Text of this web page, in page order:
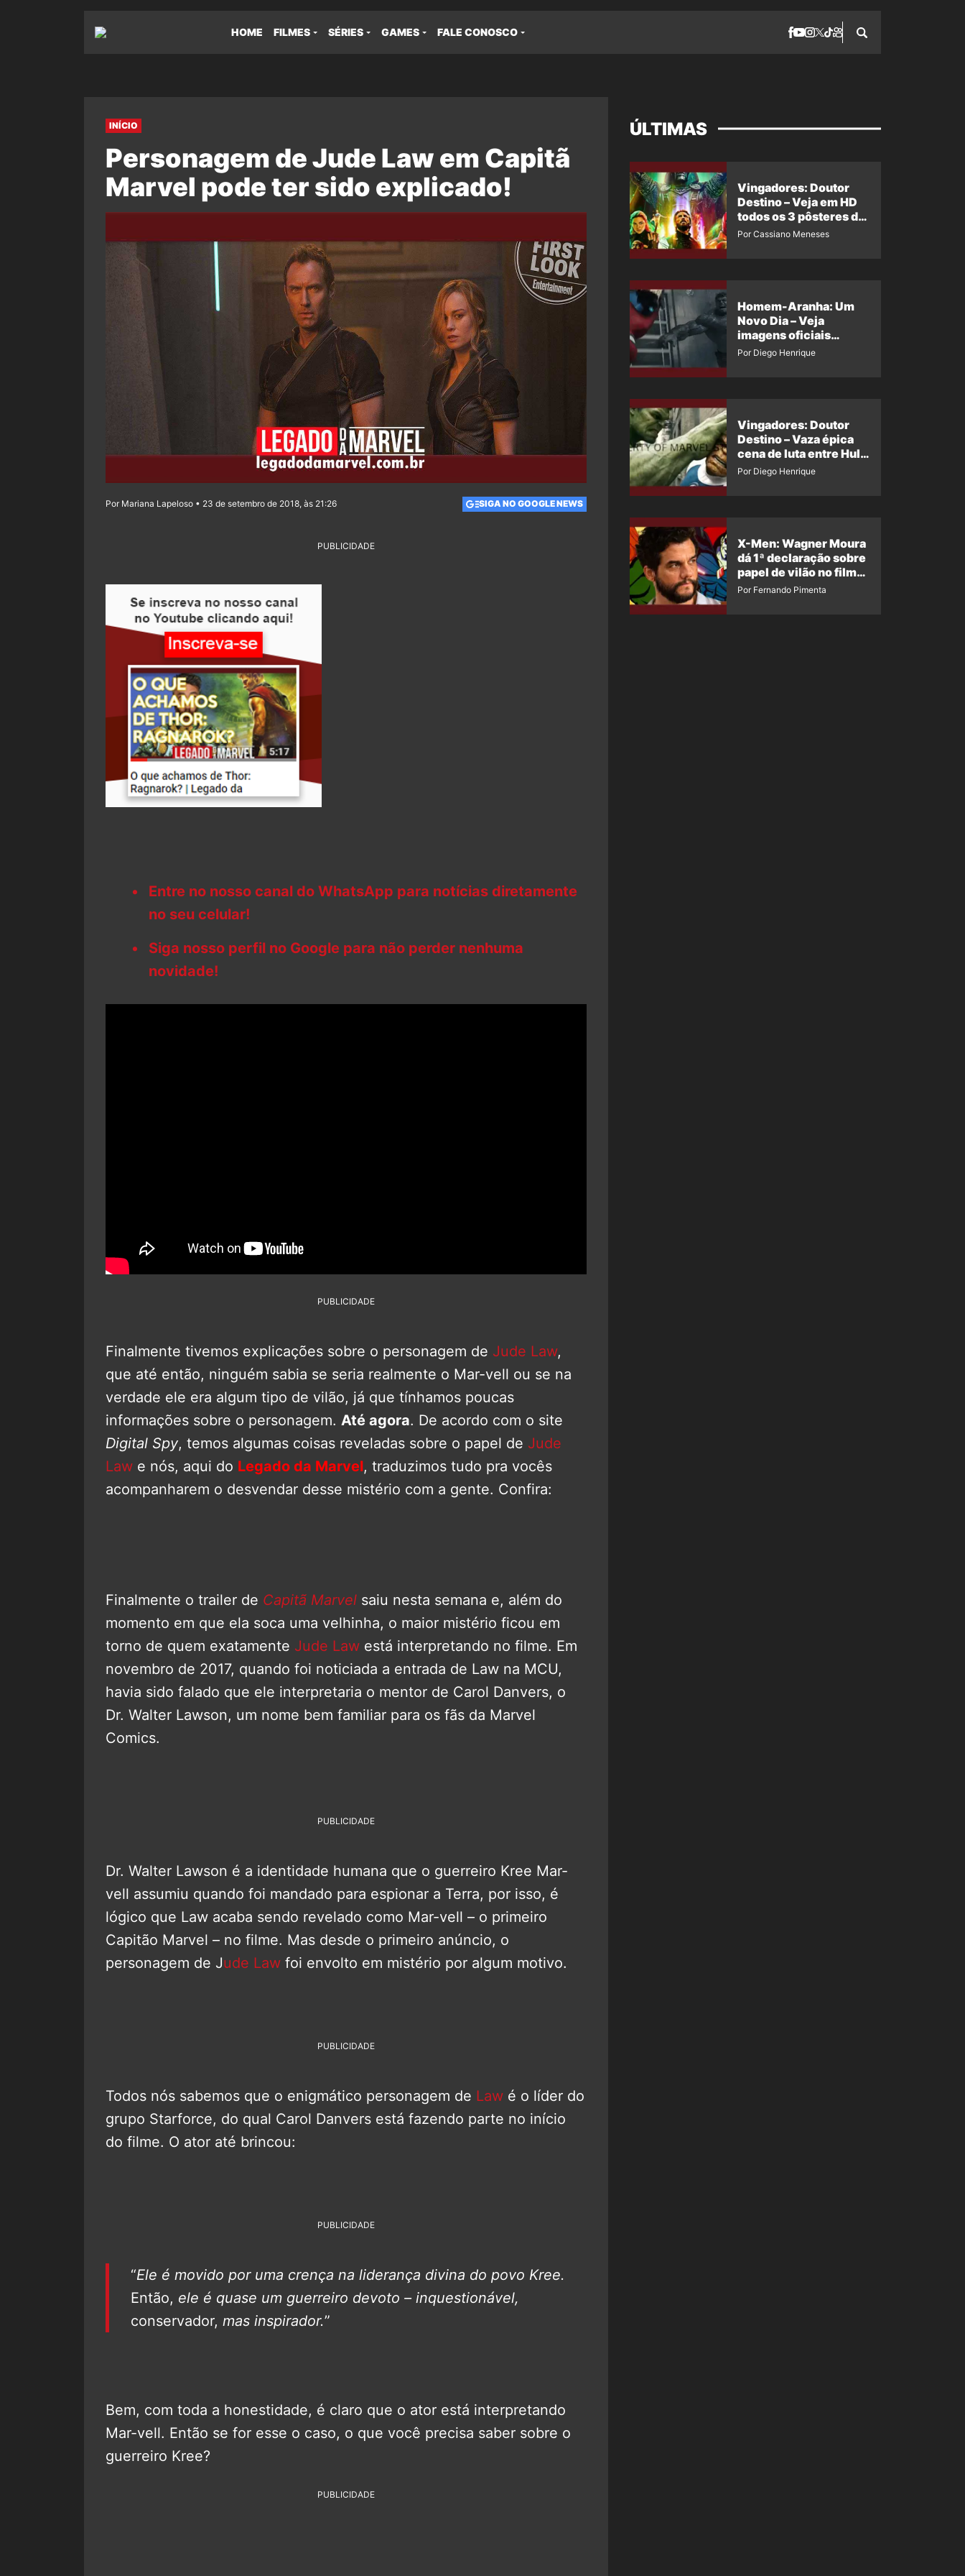
HOME FILMES SÉRIES GAMES FALE CONOSCO
INÍCIO
Personagem de Jude Law em Capitã
Marvel pode ter sido explicado!
Por Mariana Lapeloso • 23 de setembro de 2018, às 21:26 SIGA NO GOOGLE NEWS
PUBLICIDADE
Entre no nosso canal do WhatsApp para notícias diretamente
no seu celular!
Siga nosso perfil no Google para não perder nenhuma
novidade!
PUBLICIDADE
Finalmente tivemos explicações sobre o personagem de Jude Law,
que até então, ninguém sabia se seria realmente o Mar-vell ou se na
verdade ele era algum tipo de vilão, já que tínhamos poucas
informações sobre o personagem. Até agora. De acordo com o site
Digital Spy, temos algumas coisas reveladas sobre o papel de Jude
Law e nós, aqui do Legado da Marvel, traduzimos tudo pra vocês
acompanharem o desvendar desse mistério com a gente. Confira:
Finalmente o trailer de Capitã Marvel saiu nesta semana e, além do
momento em que ela soca uma velhinha, o maior mistério ficou em
torno de quem exatamente Jude Law está interpretando no filme. Em
novembro de 2017, quando foi noticiada a entrada de Law na MCU,
havia sido falado que ele interpretaria o mentor de Carol Danvers, o
Dr. Walter Lawson, um nome bem familiar para os fãs da Marvel
Comics.
PUBLICIDADE
Dr. Walter Lawson é a identidade humana que o guerreiro Kree Mar-
vell assumiu quando foi mandado para espionar a Terra, por isso, é
lógico que Law acaba sendo revelado como Mar-vell – o primeiro
Capitão Marvel – no filme. Mas desde o primeiro anúncio, o
personagem de Jude Law foi envolto em mistério por algum motivo.
PUBLICIDADE
Todos nós sabemos que o enigmático personagem de Law é o líder do
grupo Starforce, do qual Carol Danvers está fazendo parte no início
do filme. O ator até brincou:
PUBLICIDADE
“Ele é movido por uma crença na liderança divina do povo Kree.
Então, ele é quase um guerreiro devoto – inquestionável,
conservador, mas inspirador.”
Bem, com toda a honestidade, é claro que o ator está interpretando
Mar-vell. Então se for esse o caso, o que você precisa saber sobre o
guerreiro Kree?
PUBLICIDADE
ÚLTIMAS
Vingadores: Doutor
Destino – Veja em HD
todos os 3 pôsteres de
‘Doomsday’ + 1 imagem
Por Cassiano Meneses
Homem-Aranha: Um
Novo Dia – Veja
imagens oficiais
descartadas do Hulk
Por Diego Henrique
Vingadores: Doutor
Destino – Vaza épica
cena de luta entre Hulk
e o Coisa
Por Diego Henrique
X-Men: Wagner Moura
dá 1ª declaração sobre
papel de vilão no filme
da Marvel
Por Fernando Pimenta